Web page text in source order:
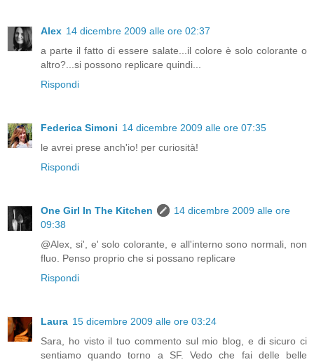
Alex 14 dicembre 2009 alle ore 02:37
a parte il fatto di essere salate...il colore è solo colorante o
altro?...si possono replicare quindi...
Rispondi
Federica Simoni 14 dicembre 2009 alle ore 07:35
le avrei prese anch'io! per curiosità!
Rispondi
One Girl In The Kitchen
14 dicembre 2009 alle ore
09:38
@Alex, si', e' solo colorante, e all'interno sono normali, non
fluo. Penso proprio che si possano replicare
Rispondi
Laura 15 dicembre 2009 alle ore 03:24
Sara, ho visto il tuo commento sul mio blog, e di sicuro ci
sentiamo quando torno a SF. Vedo che fai delle belle